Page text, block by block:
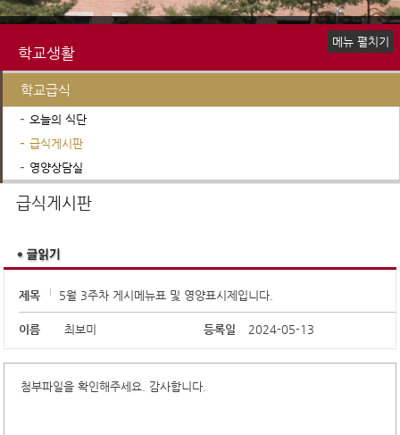
학교생활
신입생 안내
학교급식
오늘의 식단
급식게시판
영양상담실
행정서비스
학교운영위원회
메뉴 펼치기
급식게시판
제목 5월 3주차 게시메뉴표 및 영양표시제입니다.
이름 최보미 등록일 2024-05-13
첨부파일을 확인해주세요. 감사합니다.